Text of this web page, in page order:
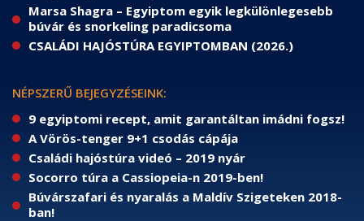
Marsa Shagra – Egyiptom egyik legkülönlegesebb
búvár és snorkeling paradicsoma
CSALÁDI HAJÓSTÚRA EGYIPTOMBAN (2026.)
NÉPSZERŰ BEJEGYZÉSEINK:
9 egyiptomi recept, amit garantáltan imádni fogsz!
A Vörös-tenger 9+1 csodás cápája
Családi hajóstúra videó – 2019 nyár
Socorro túra a Cassiopeia-n 2019-ben!
Búvárszafari és nyaralás a Maldív Szigeteken 2018-
ban!